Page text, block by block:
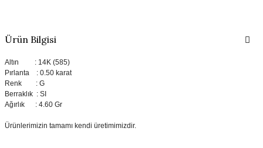
Ürün Bilgisi
Altın : 14K (585)
Pırlanta : 0.50 karat
Renk : G
Berraklık : SI
Ağırlık : 4.60 Gr
Ürünlerimizin tamamı kendi üretimimizdir.